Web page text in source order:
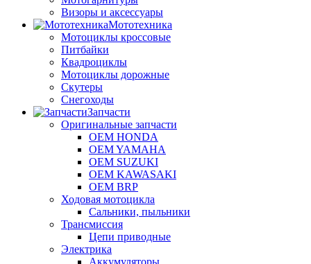
Визоры и аксессуары
Мототехника
Мотоциклы кроссовые
Питбайки
Квадроциклы
Мотоциклы дорожные
Скутеры
Снегоходы
Запчасти
Оригинальные запчасти
OEM HONDA
OEM YAMAHA
OEM SUZUKI
OEM KAWASAKI
OEM BRP
Ходовая мотоцикла
Сальники, пыльники
Трансмиссия
Цепи приводные
Электрика